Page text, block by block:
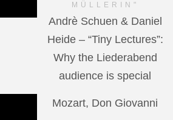
MÜLLERIN"
Andrè Schuen & Daniel
Heide – “Tiny Lectures”:
Why the Liederabend
audience is special
Mozart, Don Giovanni